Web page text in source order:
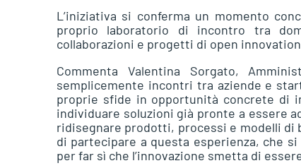
L’iniziativa si conferma un momento
proprio laboratorio di incontro tra
collaborazioni e progetti di open
Commenta Valentina Sorgato,
semplicemente incontri tra aziende e
proprie sfide in opportunità concrete di
individuare soluzioni già pronte a essere
ridisegnare prodotti, processi e modelli di
di partecipare a questa esperienza, che
per far sì che l’innovazione smetta di